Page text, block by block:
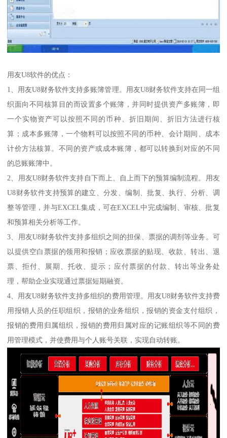
用友U8软件的优点：
1、用友U8财务软件支持多账簿管理。用友U8财务软件支持在同一组
织面向不同核算目的而设置多个账簿，并同时提供资产多账簿，即
一个实物资产可以按照不同的币种、折旧期间、折旧方法进行核
算；成本多账簿，一个物料可以按照不同的币种、会计期间、成本
计价方法核算。不同的资产或成本账簿，都可以转换到对应的不同
的总账账簿中。
2、用友U8财务软件支持自下而上、自上而下的预算编制流程。用友
U8财务软件支持预算的建立、分发、编制、批复、执行、分析、调
整等管理，并与EXCEL集成，可在EXCEL中完成编制、审核、批复
和预算相关分析等工作。
3、用友U8财务软件支持多组织之间的担保、票据的调剂等业务。可
以提供空白票据的领用和报销；应收票据的贴现、收款、转出、退
票、拒付、展期、托收、提示；应付票据的付款、转出等业务处
理，帮助企业实现通过票据短期融资。
4、用友U8财务软件支持多组织的费用管理。用友U8财务软件支持费
用报销人员的任职组织，报销的业务组织，报销的资金支付组织，
报销的费用归属组织，报销的费用归属对应的记账组织等不同的费
用管理模式，并使费用与个人账号关联，实现自动转账。